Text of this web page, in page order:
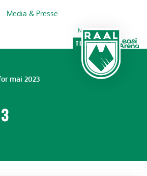
Media & Presse
Newsletter
TICKETING
VIP
FAN SHOP
mai 2023